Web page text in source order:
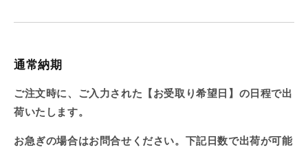
通常納期
ご注文時に、ご入力された【お受取り希望日】の日程で出
荷いたします。
お急ぎの場合はお問合せください。下記日数で出荷が可能